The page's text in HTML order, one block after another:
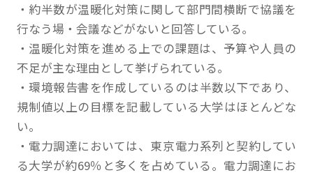
・約半数が温暖化対策に関して部門間横断で協議を
行なう場・会議などがないと回答している。
・温暖化対策を進める上での課題は、予算や人員の
不足が主な理由として挙げられている。
・環境報告書を作成しているのは半数以下であり、
規制値以上の目標を記載している大学はほとんどな
い。
・電力調達においては、東京電力系列と契約してい
る大学が約69％と多くを占めている。電力調達にお